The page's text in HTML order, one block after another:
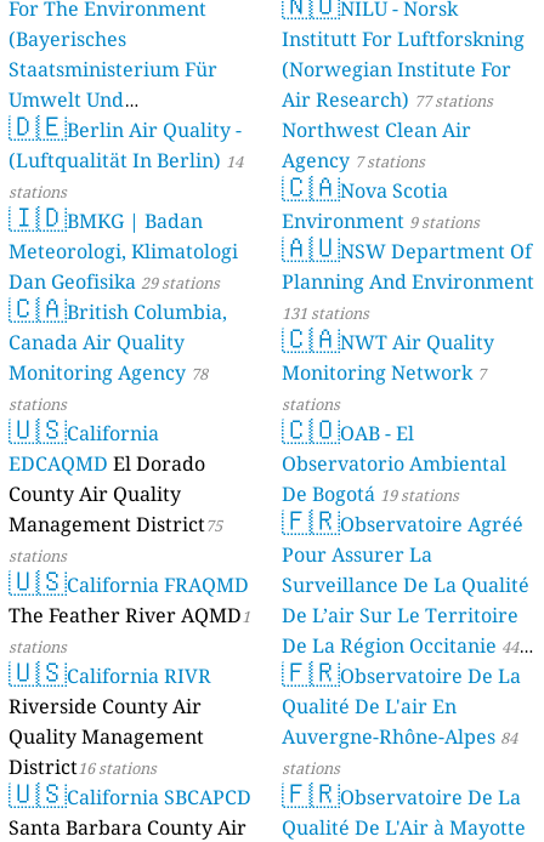
For The Environment
(Bayerisches
Staatsministerium Für
Umwelt Und
Verbraucherschutz) - LfU
46 stations
🇩🇪Berlin Air Quality -
(Luftqualität In Berlin) 14
stations
🇮🇩BMKG | Badan
Meteorologi, Klimatologi
Dan Geofisika 29 stations
🇨🇦British Columbia,
Canada Air Quality
Monitoring Agency 78
stations
🇺🇸California
EDCAQMD El Dorado
County Air Quality
Management District75
stations
🇺🇸California FRAQMD
The Feather River AQMD1
stations
🇺🇸California RIVR
Riverside County Air
Quality Management
District16 stations
🇺🇸California SBCAPCD
Santa Barbara County Air
NILU - Norsk
Institutt For Luftforskning
(Norwegian Institute For
Air Research) 77 stations
Northwest Clean Air
Agency 7 stations
🇨🇦Nova Scotia
Environment 9 stations
🇦🇺NSW Department Of
Planning And Environment
131 stations
🇨🇦NWT Air Quality
Monitoring Network 7
stations
🇨🇴OAB - El
Observatorio Ambiental
De Bogotá 19 stations
🇫🇷Observatoire Agréé
Pour Assurer La
Surveillance De La Qualité
De L’air Sur Le Territoire
De La Région Occitanie 44
stations
🇫🇷Observatoire De La
Qualité De L'air En
Auvergne-Rhône-Alpes 84
stations
🇫🇷Observatoire De La
Qualité De L'Air à Mayotte